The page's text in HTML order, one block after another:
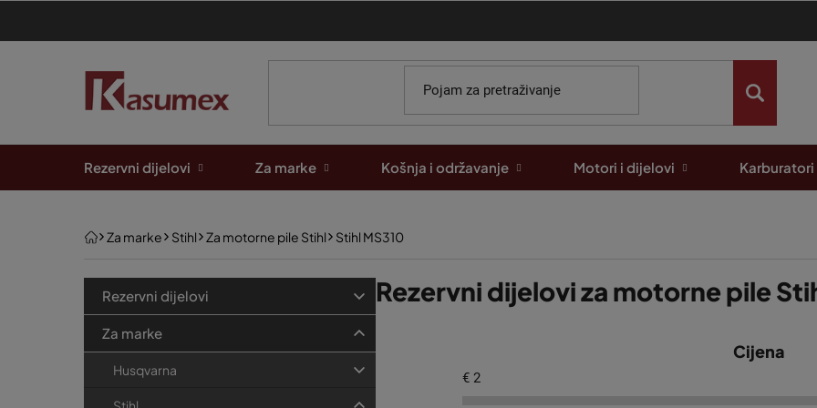
sadržaj
Rezervni dijelovi Za marke Košnja i održavanje Motori i dijelovi Karburatori
Početna
Za marke Stihl Za motorne pile Stihl Stihl MS310
okategorije
a
e
Rezervni dijelovi
Za marke
Husqvarna
Rezervni dijelovi za motorne pile
Cijena
€ 2
o